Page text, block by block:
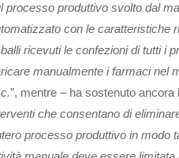
processo produttivo svolto dal
con le caratteristiche
ricevuti le confezioni di tutti i
manualmente i farmaci nel
”, mentre – ha sostenuto ancora
che consentano di
processo produttivo in modo